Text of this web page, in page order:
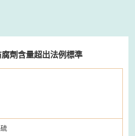
劑含量超出法例標準